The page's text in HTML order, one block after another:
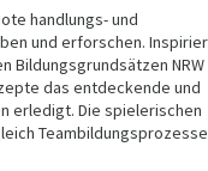
handlungs- und
und erforschen.
Bildungsgrundsätzen NRW
das entdeckende und
erledigt. Die spielerischen
Teambildungsprozesse